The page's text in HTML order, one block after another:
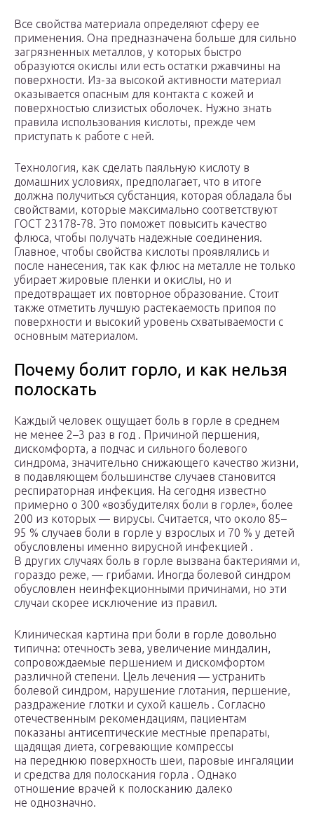
Все свойства материала определяют сферу ее
применения. Она предназначена больше для сильно
загрязненных металлов, у которых быстро
образуются окислы или есть остатки ржавчины на
поверхности. Из-за высокой активности материал
оказывается опасным для контакта с кожей и
поверхностью слизистых оболочек. Нужно знать
правила использования кислоты, прежде чем
приступать к работе с ней.
Технология, как сделать паяльную кислоту в
домашних условиях, предполагает, что в итоге
должна получиться субстанция, которая обладала бы
свойствами, которые максимально соответствуют
ГОСТ 23178-78. Это поможет повысить качество
флюса, чтобы получать надежные соединения.
Главное, чтобы свойства кислоты проявлялись и
после нанесения, так как флюс на металле не только
убирает жировые пленки и окислы, но и
предотвращает их повторное образование. Стоит
также отметить лучшую растекаемость припоя по
поверхности и высокий уровень схватываемости с
основным материалом.
Почему болит горло, и как нельзя
полоскать
Каждый человек ощущает боль в горле в среднем
не менее 2–3 раз в год . Причиной першения,
дискомфорта, а подчас и сильного болевого
синдрома, значительно снижающего качество жизни,
в подавляющем большинстве случаев становится
респираторная инфекция. На сегодня известно
примерно о 300 «возбудителях боли в горле», более
200 из которых — вирусы. Считается, что около 85–
95 % случаев боли в горле у взрослых и 70 % у детей
обусловлены именно вирусной инфекцией .
В других случаях боль в горле вызвана бактериями и,
гораздо реже, — грибами. Иногда болевой синдром
обусловлен неинфекционными причинами, но эти
случаи скорее исключение из правил.
Клиническая картина при боли в горле довольно
типична: отечность зева, увеличение миндалин,
сопровождаемые першением и дискомфортом
различной степени. Цель лечения — устранить
болевой синдром, нарушение глотания, першение,
раздражение глотки и сухой кашель . Согласно
отечественным рекомендациям, пациентам
показаны антисептические местные препараты,
щадящая диета, согревающие компрессы
на переднюю поверхность шеи, паровые ингаляции
и средства для полоскания горла . Однако
отношение врачей к полосканию далеко
не однозначно.